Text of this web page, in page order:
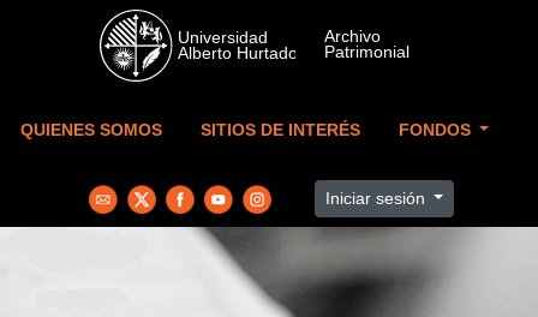
Skip to main content
QUIENES SOMOS SITIOS DE INTERÉS FONDOS
Iniciar sesión